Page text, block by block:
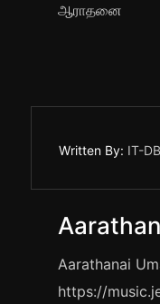
ஆராதனை
Written By: IT-
Aarathanai
https://